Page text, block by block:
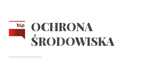
OCHRONA
ŚRODOWISKA